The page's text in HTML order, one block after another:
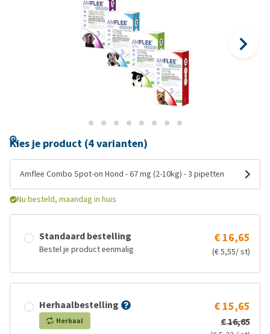
Kies je product (4 varianten)
Amflee Combo Spot-on Hond - 67 mg (2-10kg) - 3 pipetten
Nu besteld, maandag in huis
Standaard bestelling
Bestel je product eenmalig
€ 16,65
(€ 5,55/ st)
Herhaalbestelling
Herhaal
€ 15,65
€ 16,65